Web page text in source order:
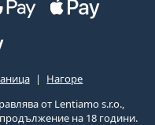
Нагоре
от Lentiamo s.r.o.,
продължение на 18 години.